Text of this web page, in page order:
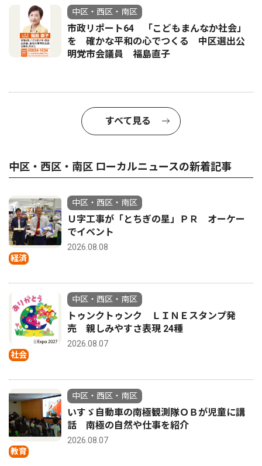
中区・西区・南区
市政リポート64 「こどもまんなか社会」
を 確かな平和の心でつくる 中区選出公
明党市会議員 福島直子
すべて見る
中区・西区・南区 ローカルニュースの新着記事
経済
中区・西区・南区
Ｕ字工事が「とちぎの星」ＰＲ オーケー
でイベント
2026.08.08
社会
中区・西区・南区
トゥンクトゥンク ＬＩＮＥスタンプ発
売 親しみやすさ表現 24種
2026.08.07
教育
中区・西区・南区
いすゞ自動車の南極観測隊ＯＢが児童に講
話 南極の自然や仕事を紹介
2026.08.07